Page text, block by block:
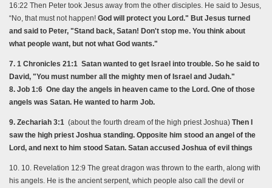
16:22 Then Peter took Jesus away from the other disciples. He said to Jesus,
“No, that must not happen! God will protect you Lord." But Jesus turned
and said to Peter, "Stand back, Satan! Don't stop me. You think about
what people want, but not what God wants."
7. 1 Chronicles 21:1 Satan wanted to get Israel into trouble. So he said to
David, "You must number all the mighty men of Israel and Judah."
8. Job 1:6 One day the angels in heaven came to the Lord. One of those
angels was Satan. He wanted to harm Job.
9. Zechariah 3:1 (about the fourth dream of the high priest Joshua) Then I
saw the high priest Joshua standing. Opposite him stood an angel of the
Lord, and next to him stood Satan. Satan accused Joshua of evil things
10. 10. Revelation 12:9 The great dragon was thrown to the earth, along with
his angels. He is the ancient serpent, which people also call the devil or